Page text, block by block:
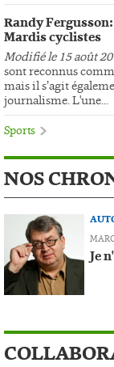
Randy
Mardis cyclistes
Modifié le 15 août
sont reconnus
mais il s’agit
journalisme. L'une...
Sports
NOS
Je